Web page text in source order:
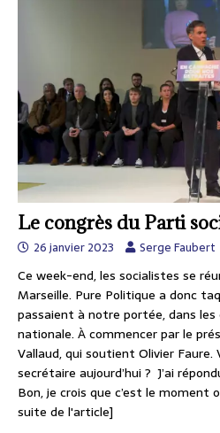
Le congrès du Parti
26 janvier 2023 Serge Faubert
Ce week-end, les socialistes se
Marseille. Pure Politique a donc
passaient à notre portée, dans les
nationale. À commencer par le
Vallaud, qui soutient Olivier Faure.
secrétaire aujourd’hui ? J’ai
Bon, je crois que c’est le moment
suite de l'article]